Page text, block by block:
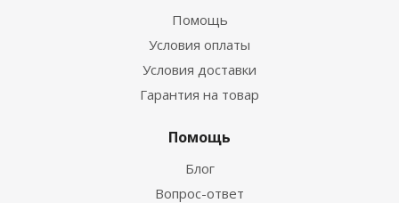
Помощь
Условия оплаты
Условия доставки
Гарантия на товар
Помощь
Блог
Вопрос-ответ